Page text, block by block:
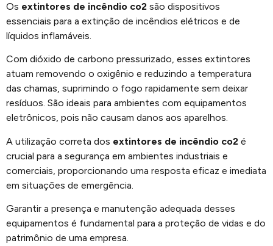
Os extintores de incêndio co2 são dispositivos
essenciais para a extinção de incêndios elétricos e de
líquidos inflamáveis.
Com dióxido de carbono pressurizado, esses extintores
atuam removendo o oxigênio e reduzindo a temperatura
das chamas, suprimindo o fogo rapidamente sem deixar
resíduos. São ideais para ambientes com equipamentos
eletrônicos, pois não causam danos aos aparelhos.
A utilização correta dos extintores de incêndio co2 é
crucial para a segurança em ambientes industriais e
comerciais, proporcionando uma resposta eficaz e imediata
em situações de emergência.
Garantir a presença e manutenção adequada desses
equipamentos é fundamental para a proteção de vidas e do
patrimônio de uma empresa.